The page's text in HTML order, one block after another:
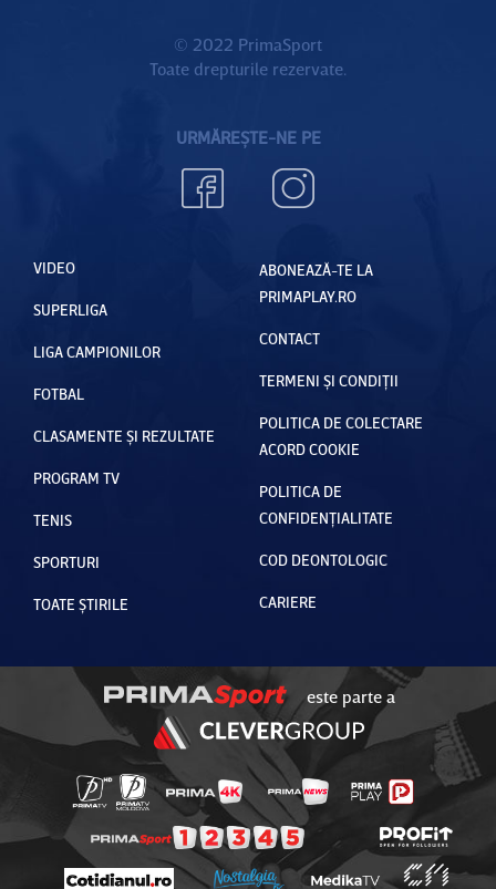
© 2022 PrimaSport
Toate drepturile rezervate.
URMĂREȘTE-NE PE
VIDEO
SUPERLIGA
LIGA CAMPIONILOR
FOTBAL
CLASAMENTE ȘI REZULTATE
PROGRAM TV
TENIS
SPORTURI
TOATE ȘTIRILE
ABONEAZĂ-TE LA
PRIMAPLAY.RO
CONTACT
TERMENI ȘI CONDIȚII
POLITICA DE COLECTARE
ACORD COOKIE
POLITICA DE
CONFIDENȚIALITATE
COD DEONTOLOGIC
CARIERE
este parte a